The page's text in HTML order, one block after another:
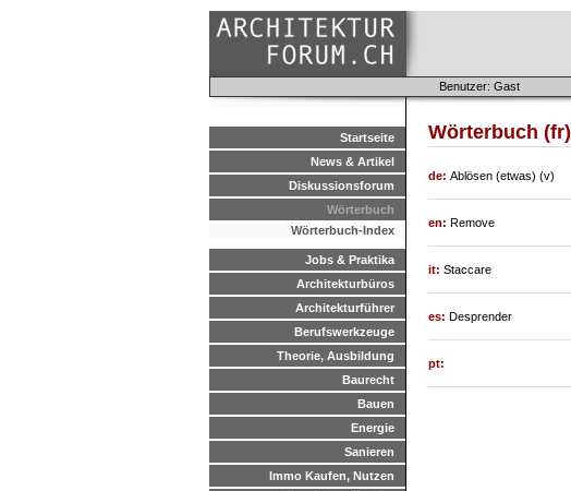
Benutzer: Gast
Startseite
News & Artikel
Diskussionsforum
Wörterbuch
Wörterbuch-Index
Jobs & Praktika
Architekturbüros
Architekturführer
Berufswerkzeuge
Theorie, Ausbildung
Baurecht
Bauen
Energie
Sanieren
Immo Kaufen, Nutzen
Wörterbuch (fr)
de: Ablösen (etwas) (v)
en: Remove
it: Staccare
es: Desprender
pt: